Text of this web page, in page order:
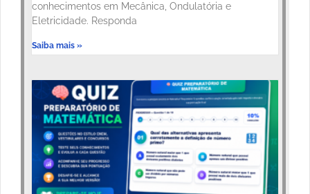
conhecimentos em Mecânica, Ondulatória e
Eletricidade. Responda
Saiba mais »